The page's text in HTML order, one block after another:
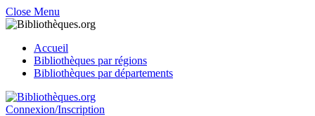
Close Menu
Accueil
Bibliothèques par régions
Bibliothèques par départements
Connexion/Inscription